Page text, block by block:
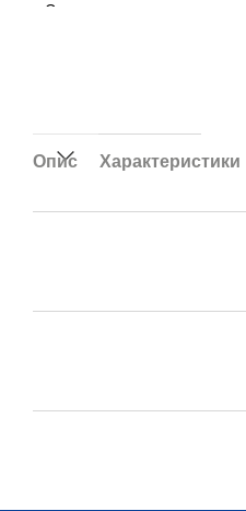
Опис Характеристики